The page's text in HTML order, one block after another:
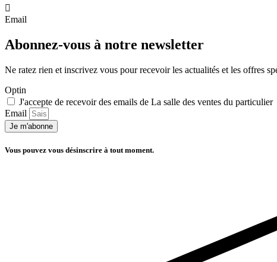
Email
Abonnez-vous à notre newsletter
Ne ratez rien et inscrivez vous pour recevoir les actualités et les offres
Optin
J'accepte de recevoir des emails de La salle des ventes du particulier
Email
Je m'abonne
Vous pouvez vous désinscrire à tout moment.